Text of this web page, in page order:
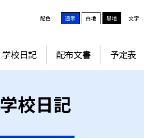
配色 通常 白地 黒地 文字
学校日記 配布文書 予定表
学校日記